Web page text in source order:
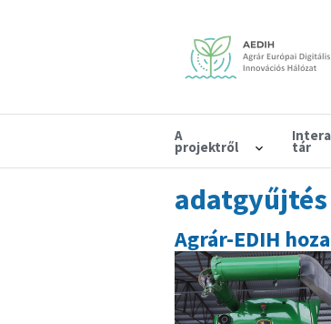
A
projektről tár
adatgyűjtés
Agrár-EDIH